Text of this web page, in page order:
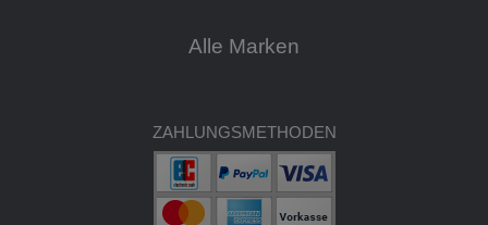
Alle Marken
ZAHLUNGSMETHODEN